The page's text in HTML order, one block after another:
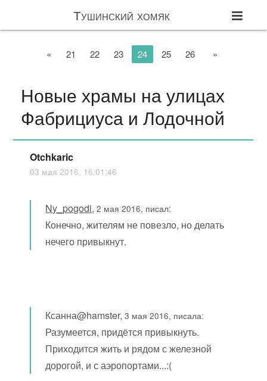
Тушинский хомяк
« 21 22 23 24 25 26 »
Новые храмы на улицах
Фабрициуса и Лодочной
Otchkaric
03 мая 2016, 16:01:46
Ny_pogodi,2 мая 2016, писал:
Конечно, жителям не повезло, но делать
нечего привыкнут.
Ксанна@hamster,3 мая 2016, писала:
Разумеется, придётся привыкнуть.
Приходится жить и рядом с железной
дорогой, и с аэропортами...:(